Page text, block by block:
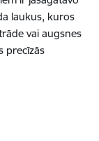
laukus, kuros
vai augsnes
precīzās